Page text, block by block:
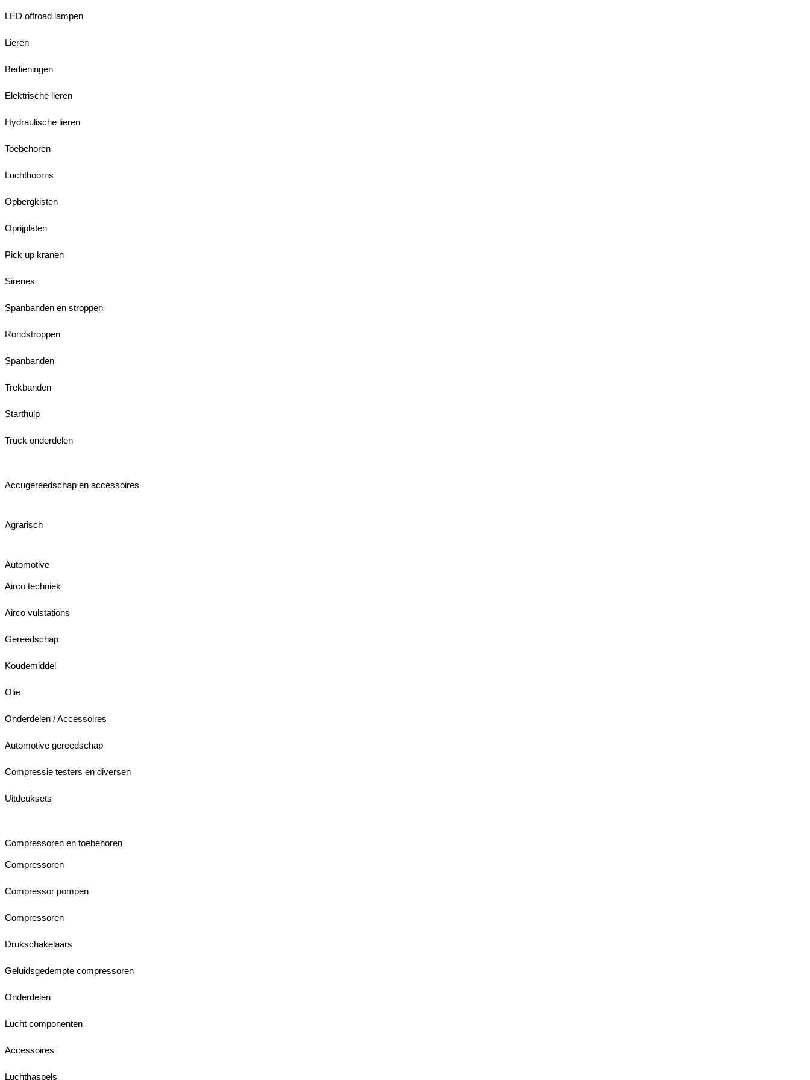
LED offroad lampen
Lieren
Bedieningen
Elektrische lieren
Hydraulische lieren
Toebehoren
Luchthoorns
Opbergkisten
Oprijplaten
Pick up kranen
Sirenes
Spanbanden en stroppen
Rondstroppen
Spanbanden
Trekbanden
Starthulp
Truck onderdelen
Accugereedschap en accessoires
Agrarisch
Automotive
Airco techniek
Airco vulstations
Gereedschap
Koudemiddel
Olie
Onderdelen / Accessoires
Automotive gereedschap
Compressie testers en diversen
Uitdeuksets
Compressoren en toebehoren
Compressoren
Compressor pompen
Compressoren
Drukschakelaars
Geluidsgedempte compressoren
Onderdelen
Lucht componenten
Accessoires
Luchthaspels